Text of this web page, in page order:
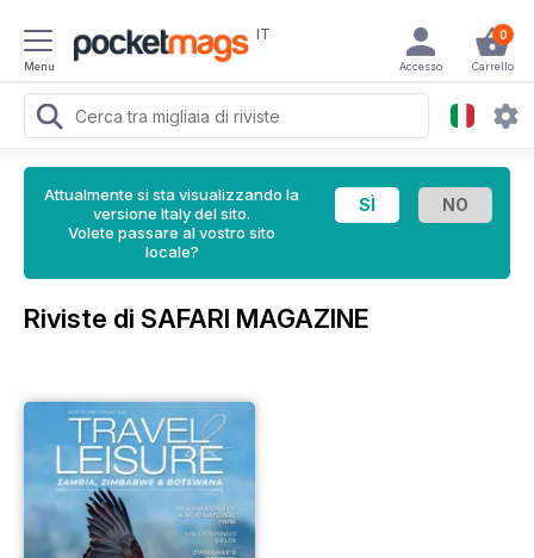
Menu
IT 0
Carrello
Accesso
Attualmente si sta visualizzando la
versione Italy del sito.
Volete passare al vostro sito
locale?
Riviste di SAFARI MAGAZINE